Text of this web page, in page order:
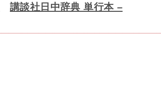
講談社日中辞典 単行本 –